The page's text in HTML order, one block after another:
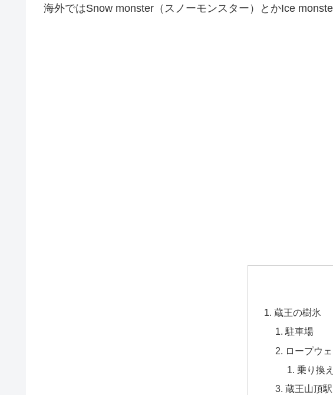
海外ではSnow monster（スノーモンスター）とかIce
蔵王の樹氷
駐車場
ロープウェ
乗り換え
蔵王山頂駅